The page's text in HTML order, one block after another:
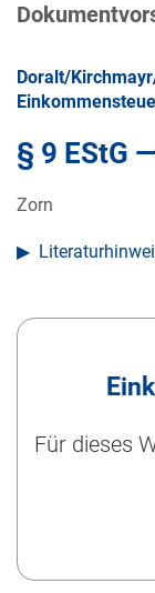
Doralt/
§ 9 EStG
Zorn
Für dieses